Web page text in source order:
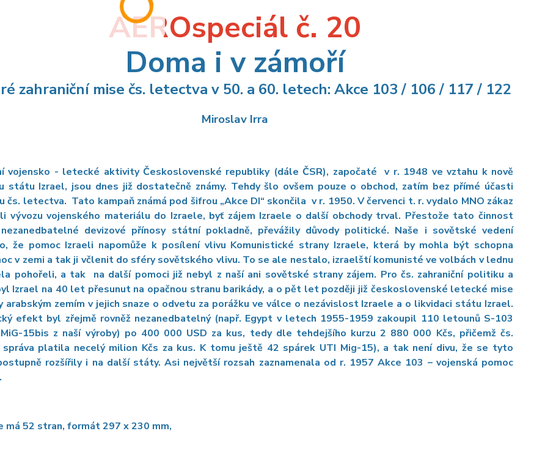
AEROspeciál č. 20
Doma i v zámoří
zahraniční mise čs. letectva v 50. a 60. letech: Akce 103 / 106 / 117 / 122
Miroslav Irra
vojensko - letecké aktivity Československé republiky (dále ČSR), započaté v r. 1948 ve vztahu k nově
státu Izrael, jsou dnes již dostatečně známy. Tehdy šlo ovšem pouze o obchod, zatím bez přímé účasti
čs. letectva. Tato kampaň známá pod šifrou „Akce DI“ skončila v r. 1950. V červenci t. r. vydalo MNO zákaz
vývozu vojenského materiálu do Izraele, byť zájem Izraele o další obchody trval. Přestože tato činnost
devizové přínosy státní pokladně, převážily důvody politické. Naše i sovětské vedení
že pomoc Izraeli napomůže k posílení vlivu Komunistické strany Izraele, která by mohla být schopna
v zemi a tak ji včlenit do sféry sovětského vlivu. To se ale nestalo, izraelští komunisté ve volbách v lednu
pohořeli, a tak na další pomoci již nebyl z naší ani sovětské strany zájem. Pro čs. zahraniční politiku a
Izrael na 40 let přesunut na opačnou stranu barikády, a o pět let později již československé letecké mise
arabským zemím v jejich snaze o odvetu za porážku ve válce o nezávislost Izraele a o likvidaci státu Izrael.
efekt byl zřejmě rovněž nezanedbatelný (např. Egypt v letech 1955-1959 zakoupil 110 letounů S-103
15bis z naší výroby) po 400 000 USD za kus, tedy dle tehdejšího kurzu 2 880 000 Kčs, přičemž čs.
správa platila necelý milion Kčs za kus. K tomu ještě 42 spárek UTI Mig-15), a tak není divu, že se tyto
rozšířily i na další státy. Asi největší rozsah zaznamenala od r. 1957 Akce 103 – vojenská pomoc
má 52 stran, formát 297 x 230 mm,